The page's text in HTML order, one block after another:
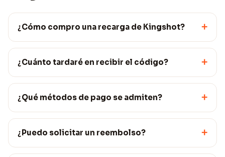
¿Cómo compro una recarga de Kingshot? +
¿Cuánto tardaré en recibir el código? +
¿Qué métodos de pago se admiten? +
¿Puedo solicitar un reembolso? +